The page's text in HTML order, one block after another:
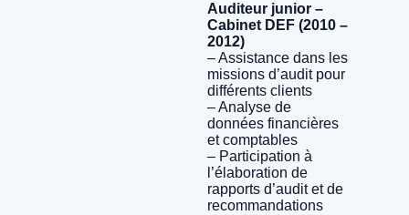
Auditeur junior –
Cabinet DEF (2010 –
2012)
– Assistance dans les
missions d’audit pour
différents clients
– Analyse de
données financières
et comptables
– Participation à
l’élaboration de
rapports d’audit et de
recommandations